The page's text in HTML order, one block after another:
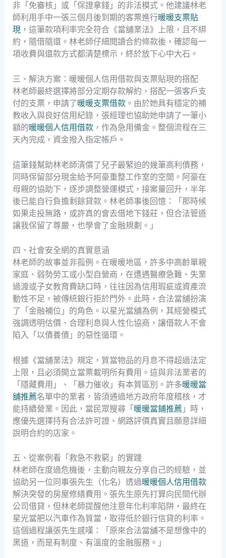
非「免審核」或「保證拿錢」的非法模式。他建議林老
師利用手中一張三個月後到期的客票進行暖暖支票貼
現，這筆款項利率完全符合《當舖業法》上限，且不綁
約，隨借隨還。林老師仔細閱讀合約條款後，確認每一
項收費與還款方式都清楚標示，終於放下心中大石。
三、解決方案：暖暖個人信用借款與支票貼現的搭配
林老師最終選擇將部分定期存款解約，搭配一張客戶支
付的支票，申請了暖暖支票借款。由於她具有穩定的補
教收入與良好信用紀錄，張經理也協助她申請了一筆小
額的暖暖個人信用借款，作為急用備金。整個流程在三
天內完成，資金撥入指定帳戶。
這筆錢幫助林老師清償了兒子最緊迫的幾筆高利債務，
同時保留部分現金給予阿豪重整工作室的空間。阿豪在
母親的協助下，逐步調整營運模式，接案量回升，半年
後已能自行負擔剩餘貸款。林老師事後回憶：「那時候
如果走投無路，或許真的會去借地下錢莊，但合法管道
讓我保留了尊嚴，也學會了金融規劃。」
四、社會安全網的真實意涵
林老師的故事並非孤例。在暖暖地區，許多中高齡單親
家庭、弱勢勞工或小型自營商，在遭遇醫療急難、失業
過渡或子女教育費缺口時，往往因為信用瑕疵或資產流
動性不足，被傳統銀行拒於門外。此時，合法當舖扮演
了「金融補位」的角色。以星光當舖為例，其經營模式
強調透明估價、合理利息與人性化協商，讓借款人不會
陷入「以債養債」的惡性循環。
根據《當舖業法》規定，質當物品的月息不得超過法定
上限，且必須開立當票載明所有費用。這與非法業者的
「隱藏費用」、「暴力催收」有本質區別。許多暖暖當
舖推薦名單中的業者，皆須通過地方政府年度稽核，才
能持續營業。因此，當民眾搜尋「 暖暖當鋪推薦 」時，
應優先選擇持有合法許可證、網路評價真實且願意詳細
說明合約的店家。
五、從案例看「救急不救窮」的實踐
林老師在度過危機後，主動向親友分享自己的經驗，並
協助另一位同事張先生（化名）透過暖暖個人信用借款
解決突發的房屋修繕費用。張先生原先打算向民間代辦
公司借貸，但林老師提醒他注意年化利率陷阱，最終在
星光當舥以汽車作為質當，取得低於銀行信貸的利率。
這個過程讓張先生感嘆：「原來合法當舖不是想像中的
黑道，而是有制度、有溫度的金融服務。」